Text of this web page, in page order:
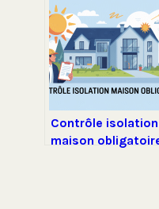
conseils pour
réussir votre
Contrôle isolation
maison